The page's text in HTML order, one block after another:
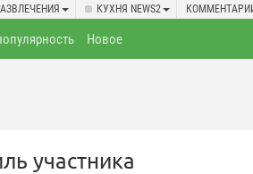
КУХНЯ NEWS2
Новое
участника